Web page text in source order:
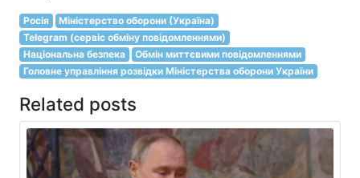
Росія
Міністерство оборони (Україна)
Telegram (сервіс обміну повідомленнями)
Національна безпека
Обмін миттєвими повідомленнями
Головне управління розвідки Міністерства оборони України
Related posts